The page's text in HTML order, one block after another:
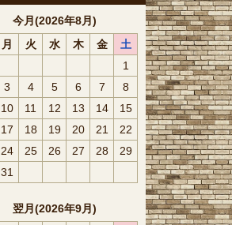
今月(2026年8月)
月 火 水 木 金
土
1
3 4 5 6 7
8
10 11 12 13 14
15
17 18 19 20 21
22
24 25 26 27 28
29
31
翌月(2026年9月)